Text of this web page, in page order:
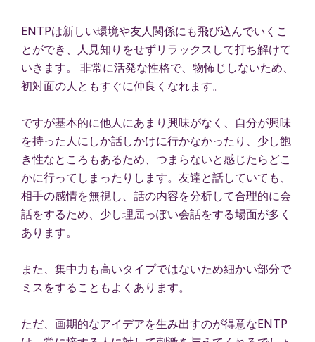
ENTPは新しい環境や友人関係にも飛び込んでいくこ
とができ、人見知りをせずリラックスして打ち解けて
いきます。 非常に活発な性格で、物怖じしないため、
初対面の人ともすぐに仲良くなれます。
ですが基本的に他人にあまり興味がなく、自分が興味
を持った人にしか話しかけに行かなかったり、少し飽
き性なところもあるため、つまらないと感じたらどこ
かに行ってしまったりします。友達と話していても、
相手の感情を無視し、話の内容を分析して合理的に会
話をするため、少し理屈っぽい会話をする場面が多く
あります。
また、集中力も高いタイプではないため細かい部分で
ミスをすることもよくあります。
ただ、画期的なアイデアを生み出すのが得意なENTP